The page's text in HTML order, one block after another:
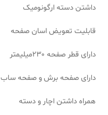
داشتن دسته ارگونومیک
قابلیت تعویض اسان صفحه
دارای قطر صفحه 230میلیمتر
دارای صفحه برش و صفحه ساب
همراه داشتن اچار و دسته